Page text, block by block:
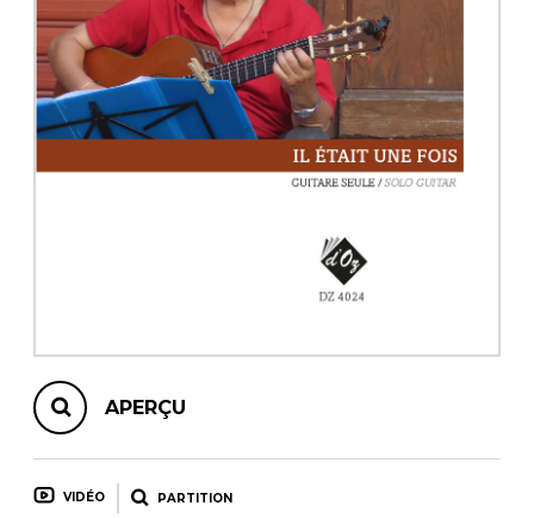
AUTRES PRODUITS
APERÇU
VIDÉO PARTITION